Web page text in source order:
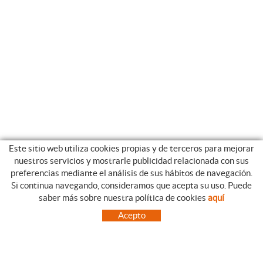
CATEGORIAS GUIA DE COMPRA
CONDICIONES DE COMPRA
PAGO
Este sitio web utiliza cookies propias y de terceros para mejorar
nuestros servicios y mostrarle publicidad relacionada con sus
preferencias mediante el análisis de sus hábitos de navegación.
Si continua navegando, consideramos que acepta su uso. Puede
saber más sobre nuestra política de cookies aquí
Acepto